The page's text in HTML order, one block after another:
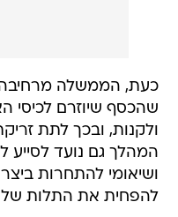
כעת, הממשלה מרחיבה
שהכסף שיוזרם לכיסי
ולקנות, ובכך לתת
המהלך גם נועד לסייע
ושיאומי להתחרות
להפחית את התלות של